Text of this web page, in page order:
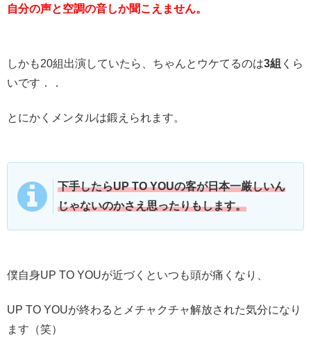
自分の声と空調の音しか聞こえません。
しかも20組出演していたら、ちゃんとウケてるのは3組 くら
いです．．
とにかくメンタルは鍛えられます。
下手したらUP TO YOUの客が日本一厳しいん
じゃないのかさえ思ったりもします。
僕自身UP TO YOUが近づくといつも頭が痛くなり、
UP TO YOUが終わるとメチャクチャ解放された気分になり
ます（笑）